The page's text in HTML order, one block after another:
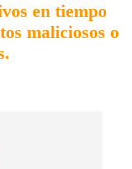
en tiempo
maliciosos o